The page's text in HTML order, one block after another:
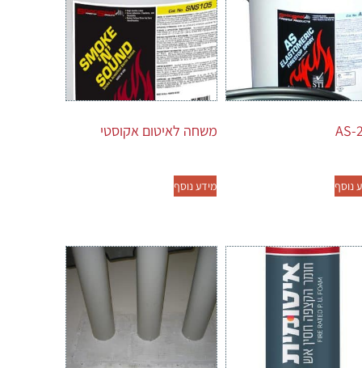
AS-
נוסף
משחה לאיטום אקוסטי
מידע נוסף